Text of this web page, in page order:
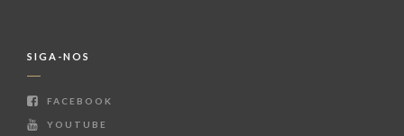
SIGA-NOS
FACEBOOK
YOUTUBE